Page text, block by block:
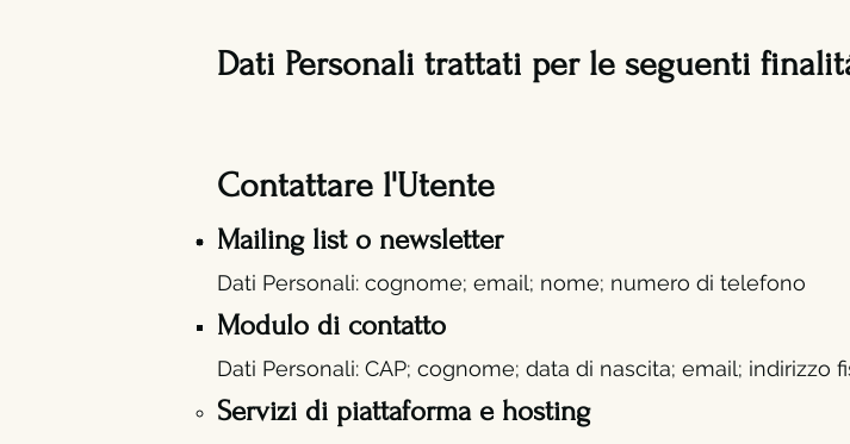
Dati Personali trattati per le seguenti
Contattare l'Utente
Mailing list o newsletter
Dati Personali: cognome; email; nome; numero di telefono
Modulo di contatto
Dati Personali: CAP; cognome; data di nascita; email; indirizzo
Servizi di piattaforma e hosting